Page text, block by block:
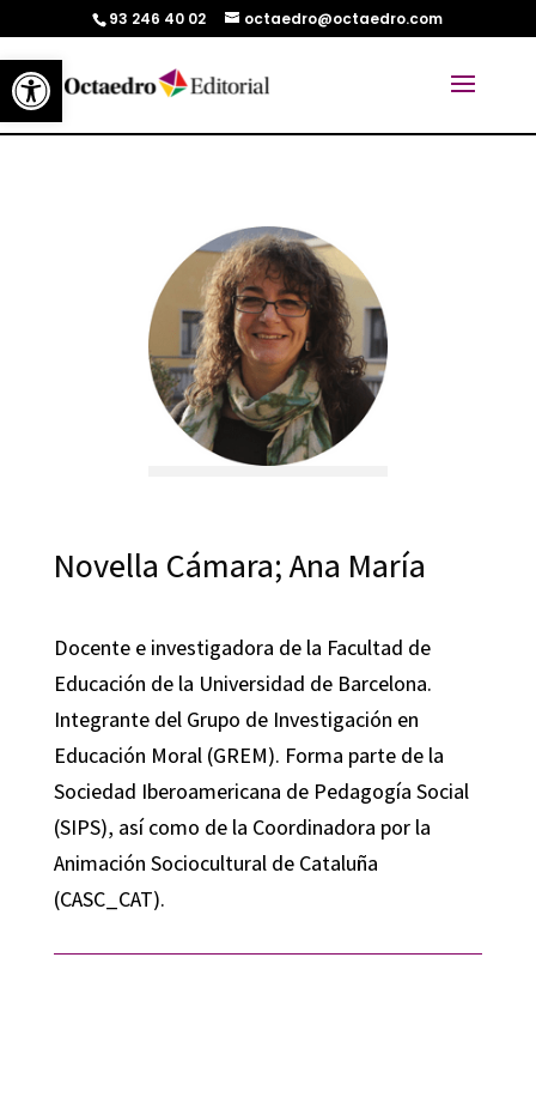
Abrir barra de herramientas
93 246 40 02 octaedro@octaedro.com
Novella Cámara; Ana María
Docente e investigadora de la Facultad de
Educación de la Universidad de Barcelona.
Integrante del Grupo de Investigación en
Educación Moral (GREM). Forma parte de la
Sociedad Iberoamericana de Pedagogía Social
(SIPS), así como de la Coordinadora por la
Animación Sociocultural de Cataluña
(CASC_CAT).